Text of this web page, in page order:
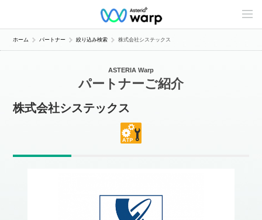
C
n
e
ホーム パートナー 絞り込み検索 株式会社システックス
ASTERIA Warp
パートナーご紹介
株式会社システックス